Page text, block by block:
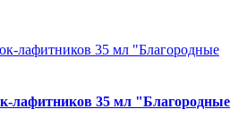
лафитников 35 мл "Благородные